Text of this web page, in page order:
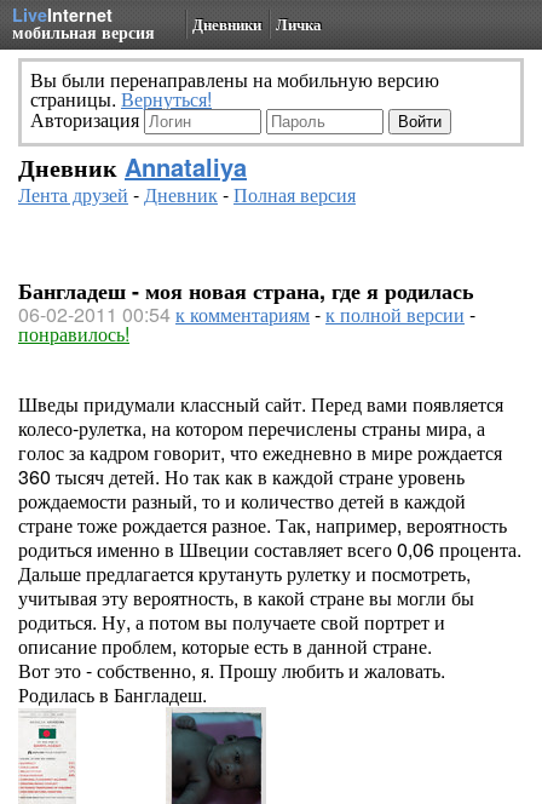
LiveInternet
мобильная версия Дневники Личка
Вы были перенаправлены на мобильную версию
страницы. Вернуться!
Авторизация
Дневник Annataliya
Лента друзей -Дневник-Полная версия
Бангладеш - моя новая страна, где я родилась
06-02-2011 00:54к комментариям-к полной версии -
понравилось!
Шведы придумали классный сайт. Перед вами появляется
колесо-рулетка, на котором перечислены страны мира, а
голос за кадром говорит, что ежедневно в мире рождается
360 тысяч детей. Но так как в каждой стране уровень
рождаемости разный, то и количество детей в каждой
стране тоже рождается разное. Так, например, вероятность
родиться именно в Швеции составляет всего 0,06 процента.
Дальше предлагается крутануть рулетку и посмотреть,
учитывая эту вероятность, в какой стране вы могли бы
родиться. Ну, а потом вы получаете свой портрет и
описание проблем, которые есть в данной стране.
Вот это - собственно, я. Прошу любить и жаловать.
Родилась в Бангладеш.